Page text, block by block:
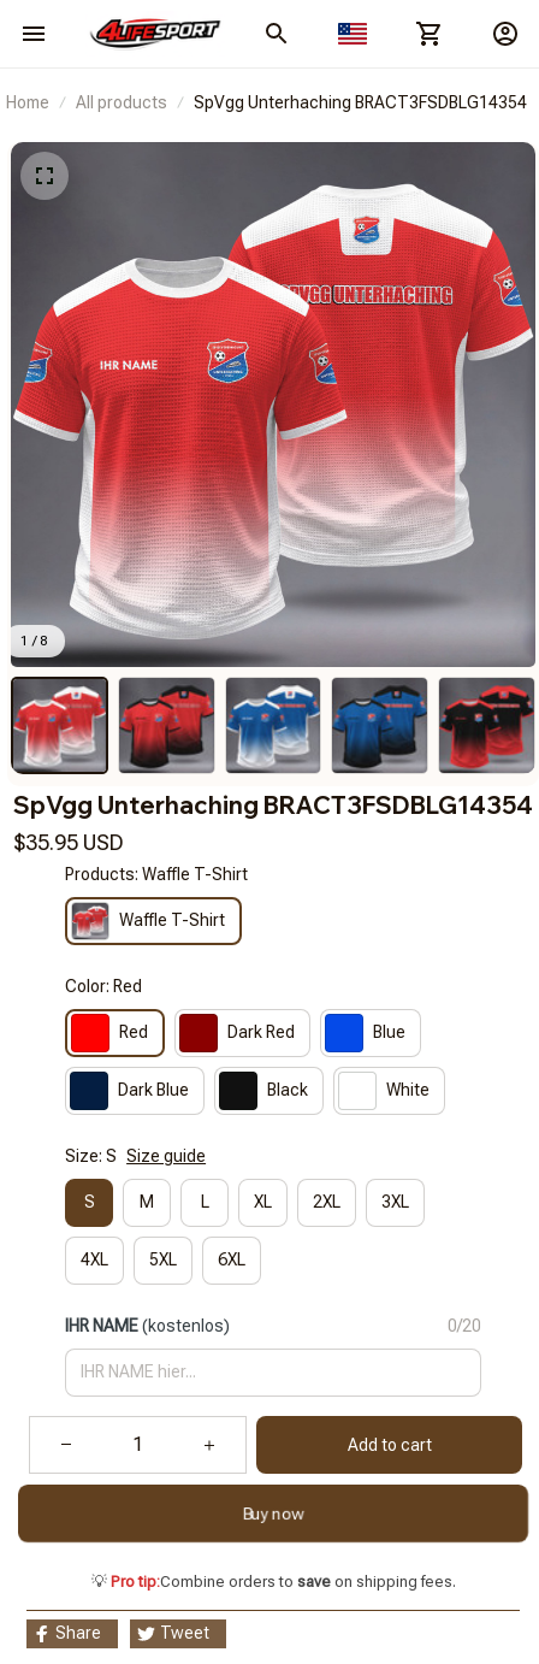
Home All products SpVgg Unterhaching BRACT3FSDBLG14354
1 / 8
SpVgg Unterhaching BRACT3FSDBLG14354
$35.95 USD
Products: Waffle T-Shirt
Waffle T-Shirt
Color: Red
Red Dark Red Blue
Dark Blue Black White
Size: S Size guide
S M L XL 2XL 3XL
4XL 5XL 6XL
IHR NAME(kostenlos) 0/20
Add to cart
Buy now
💡 Pro tip:Combine orders to saveon shipping fees.
Share Tweet